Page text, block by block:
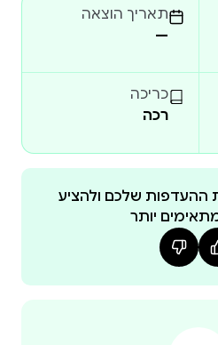
לסרטן – כל אלה הם אתגרי
תאריך הוצאה
—
כריכה
רכה
ההעדפות שלכם ולהציע
יותר